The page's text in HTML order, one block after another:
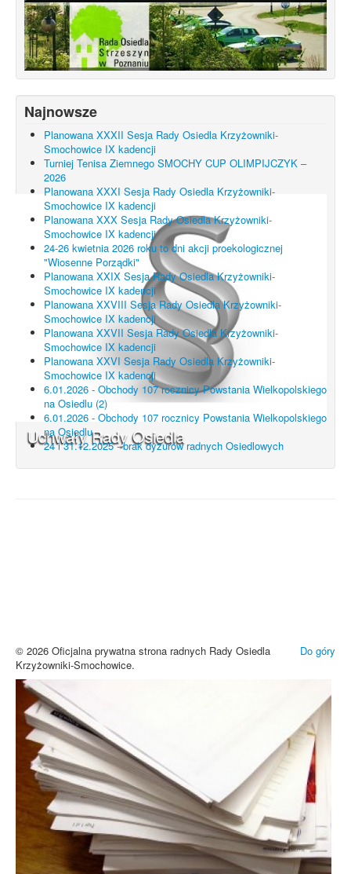
Uchwały Rady Osiedla
Najnowsze
Planowana XXXII Sesja Rady Osiedla Krzyżowniki-
Smochowice IX kadencji
Turniej Tenisa Ziemnego SMOCHY CUP OLIMPIJCZYK –
2026
Planowana XXXI Sesja Rady Osiedla Krzyżowniki-
Smochowice IX kadencji
Planowana XXX Sesja Rady Osiedla Krzyżowniki-
Smochowice IX kadencji
24-26 kwietnia 2026 roku to dni akcji proekologicznej
"Wiosenne Porządki"
Planowana XXIX Sesja Rady Osiedla Krzyżowniki-
Smochowice IX kadencji
Planowana XXVIII Sesja Rady Osiedla Krzyżowniki-
Smochowice IX kadencji
Planowana XXVII Sesja Rady Osiedla Krzyżowniki-
Smochowice IX kadencji
Planowana XXVI Sesja Rady Osiedla Krzyżowniki-
Smochowice IX kadencji
6.01.2026 - Obchody 107 rocznicy Powstania Wielkopolskiego
na Osiedlu (2)
6.01.2026 - Obchody 107 rocznicy Powstania Wielkopolskiego
na Osiedlu
24 i 31.12.2025 - brak dyżurów radnych Osiedlowych
Do góry
© 2026 Oficjalna prywatna strona radnych Rady Osiedla
Krzyżowniki-Smochowice.